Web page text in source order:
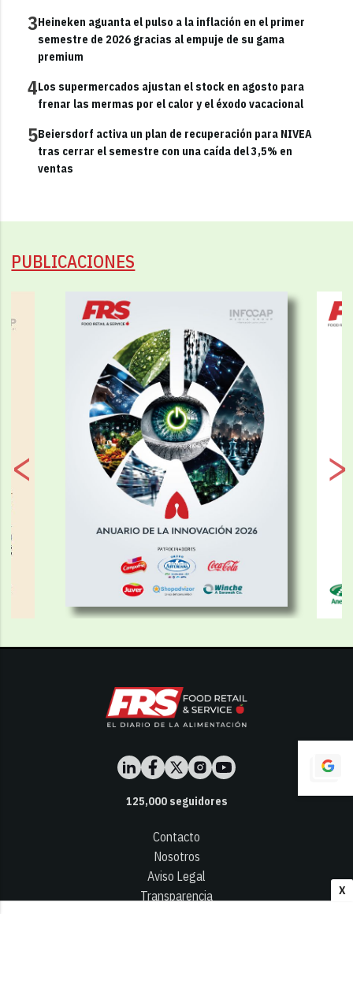
X
3Heineken aguanta el pulso a la inflación en el primer
semestre de 2026 gracias al empuje de su gama
premium
4Los supermercados ajustan el stock en agosto para
frenar las mermas por el calor y el éxodo vacacional
5Beiersdorf activa un plan de recuperación para NIVEA
tras cerrar el semestre con una caída del 3,5% en
ventas
PUBLICACIONES
125,000seguidores
Contacto
Nosotros
Aviso Legal
Transparencia